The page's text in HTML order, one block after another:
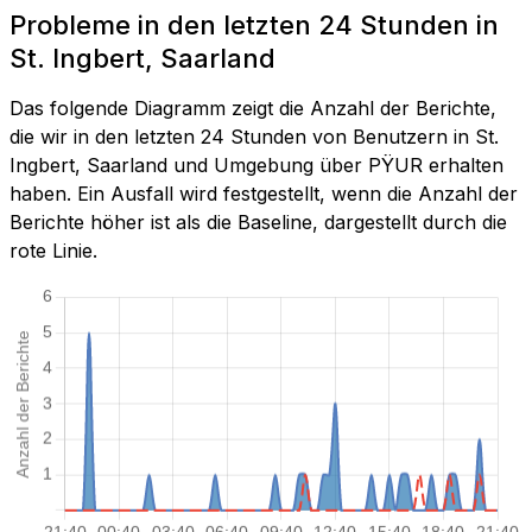
Probleme in den letzten 24 Stunden in
St. Ingbert, Saarland
Das folgende Diagramm zeigt die Anzahl der Berichte,
die wir in den letzten 24 Stunden von Benutzern in St.
Ingbert, Saarland und Umgebung über PŸUR erhalten
haben. Ein Ausfall wird festgestellt, wenn die Anzahl der
Berichte höher ist als die Baseline, dargestellt durch die
rote Linie.